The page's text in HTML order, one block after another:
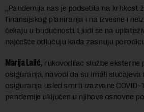
„Pandemija nas je podsetila na krhkost
finansijskog planiranja i na izvesne i
čekaju u budućnosti. Ljudi se na
najčešće odlučuju kada zasnuju
Marija Lalić, rukovodilac službe eksterne
osiguranja, navodi da su imali
osiguranja usled smrti izazvane COVID-
pandemije uključen u njihove osnovne